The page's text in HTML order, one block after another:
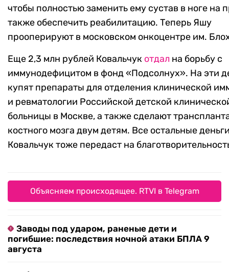
чтобы полностью заменить ему сустав в ноге на
также обеспечить реабилитацию. Теперь Яшу
прооперируют в московском онкоцентре им.
Еще 2,3 млн рублей Ковальчук отдал на борьбу с
иммунодефицитом в фонд «Подсолнух». На эти
купят препараты для отделения клинической
и ревматологии Российской детской
больницы в Москве, а также сделают
костного мозга двум детям. Все остальные
Ковальчук тоже передаст на
Объясняем происходящее. RTVI в Telegram
Заводы под ударом, раненые дети и
погибшие: последствия ночной атаки БПЛА 9
августа